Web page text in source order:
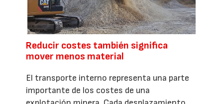
Reducir costes también significa
mover menos material
El transporte interno representa una parte
importante de los costes de una